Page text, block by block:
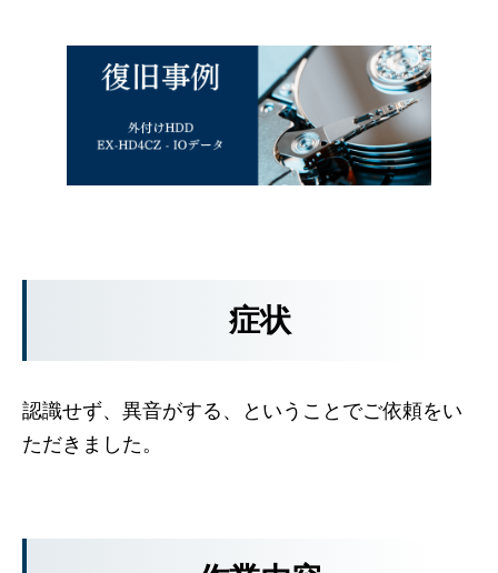
症状
認識せず、異音がする、ということでご依頼をい
ただきました。